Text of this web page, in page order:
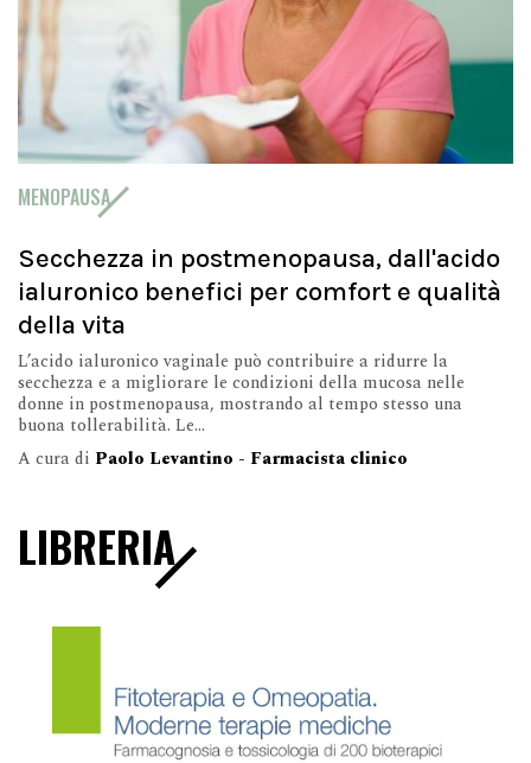
MENOPAUSA
Secchezza in postmenopausa, dall'acido
ialuronico benefici per comfort e qualità
della vita
L’acido ialuronico vaginale può contribuire a ridurre la
secchezza e a migliorare le condizioni della mucosa nelle
donne in postmenopausa, mostrando al tempo stesso una
buona tollerabilità. Le...
A cura di Paolo Levantino - Farmacista clinico
LIBRERIA